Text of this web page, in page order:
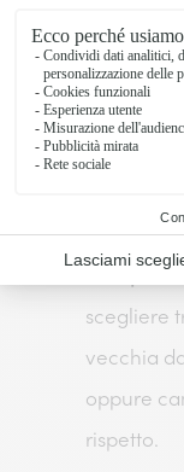
Fiori per
in cui il
persona
di questa
Fiori per
scegliere
vecchia
oppure
rispetto.